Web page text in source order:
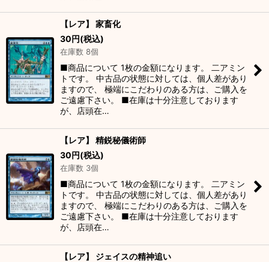
【レア】 家畜化
30円(税込)
在庫数 8個
■商品について 1枚の金額になります。 二アミン
トです。 中古品の状態に対しては、個人差があり
ますので、 極端にこだわりのある方は、ご購入を
ご遠慮下さい。 ■在庫は十分注意しております
が、店頭在…
【レア】 精鋭秘儀術師
30円(税込)
在庫数 3個
■商品について 1枚の金額になります。 二アミン
トです。 中古品の状態に対しては、個人差があり
ますので、 極端にこだわりのある方は、ご購入を
ご遠慮下さい。 ■在庫は十分注意しております
が、店頭在…
【レア】 ジェイスの精神追い